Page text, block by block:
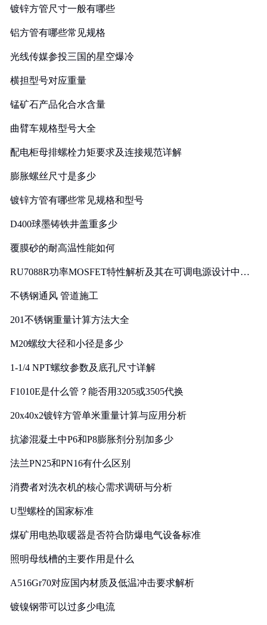
镀锌方管尺寸一般有哪些
铝方管有哪些常见规格
光线传媒参投三国的星空爆冷
横担型号对应重量
锰矿石产品化合水含量
曲臂车规格型号大全
配电柜母排螺栓力矩要求及连接规范详解
膨胀螺丝尺寸是多少
镀锌方管有哪些常见规格和型号
D400球墨铸铁井盖重多少
覆膜砂的耐高温性能如何
RU7088R功率MOSFET特性解析及其在可调电源设计中的
不锈钢通风 管道施工
201不锈钢重量计算方法大全
M20螺纹大径和小径是多少
1-1/4 NPT螺纹参数及底孔尺寸详解
F1010E是什么管？能否用3205或3505代换
20x40x2镀锌方管单米重量计算与应用分析
抗渗混凝土中P6和P8膨胀剂分别加多少
法兰PN25和PN16有什么区别
消费者对洗衣机的核心需求调研与分析
U型螺栓的国家标准
煤矿用电热取暖器是否符合防爆电气设备标准
照明母线槽的主要作用是什么
A516Gr70对应国内材质及低温冲击要求解析
镀镍钢带可以过多少电流